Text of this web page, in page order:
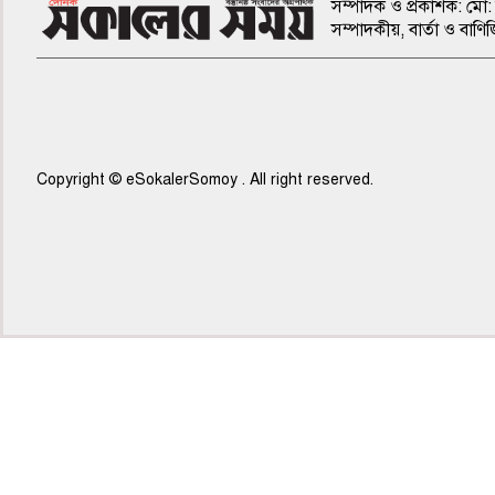
সম্পাদক ও প্রকাশক: মো:
সম্পাদকীয়, বার্তা ও
Copyright © eSokalerSomoy . All right reserved.